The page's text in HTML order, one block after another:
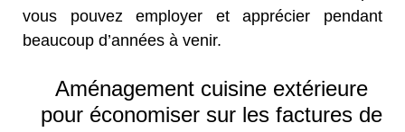
vous pouvez employer et apprécier pendant
beaucoup d’années à venir.
Aménagement cuisine extérieure
pour économiser sur les factures de